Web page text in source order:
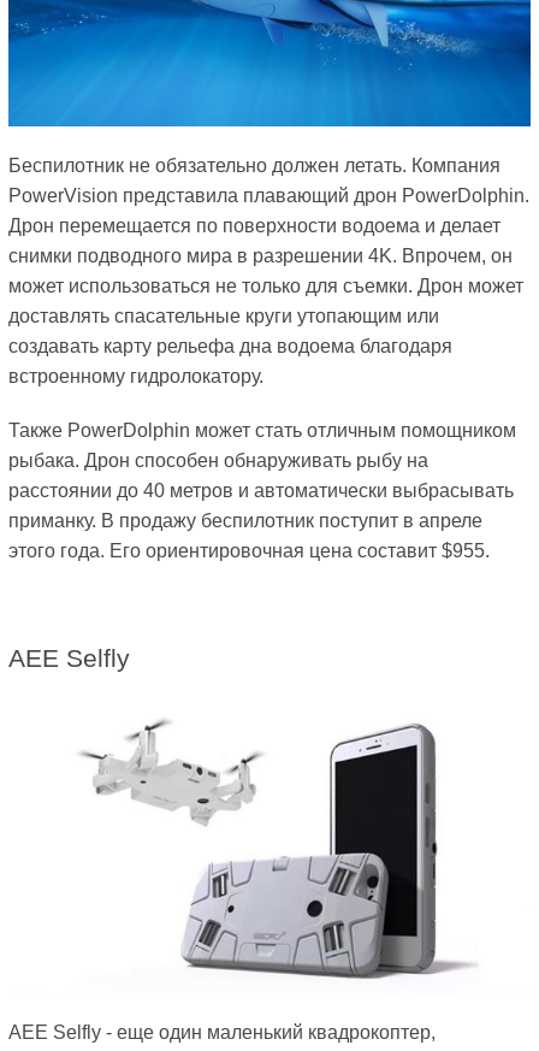
Беспилотник не обязательно должен летать. Компания
PowerVision представила плавающий дрон PowerDolphin.
Дрон перемещается по поверхности водоема и делает
снимки подводного мира в разрешении 4K. Впрочем, он
может использоваться не только для съемки. Дрон может
доставлять спасательные круги утопающим или
создавать карту рельефа дна водоема благодаря
встроенному гидролокатору.
Также PowerDolphin может стать отличным помощником
рыбака. Дрон способен обнаруживать рыбу на
расстоянии до 40 метров и автоматически выбрасывать
приманку. В продажу беспилотник поступит в апреле
этого года. Его ориентировочная цена составит $955.
AEE Selfly
AEE Selfly - еще один маленький квадрокоптер,